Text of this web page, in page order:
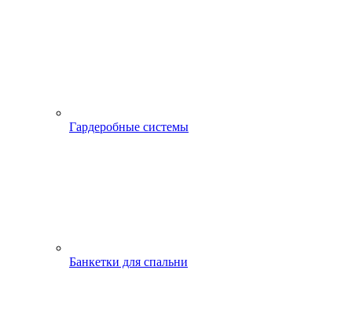
Гардеробные системы
Банкетки для спальни